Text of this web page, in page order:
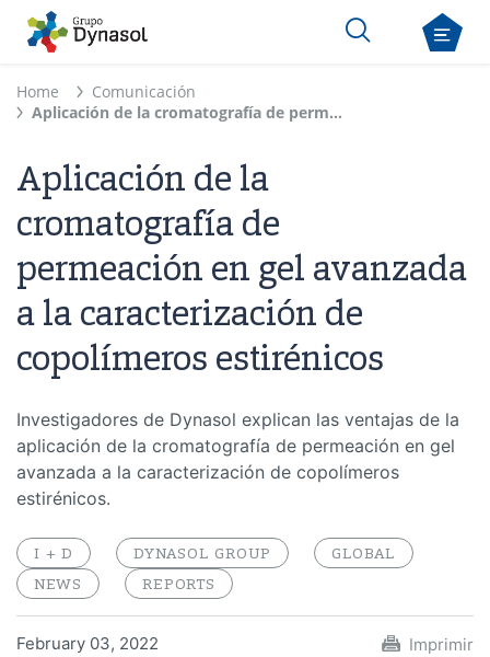
Home
Comunicación
Aplicación de la cromatografía de permeación en gel avanzada a la caracterización de copolímeros estirénicos
Aplicación de la
cromatografía de
permeación en gel avanzada
a la caracterización de
copolímeros estirénicos
Investigadores de Dynasol explican las ventajas de la
aplicación de la cromatografía de permeación en gel
avanzada a la caracterización de copolímeros
estirénicos.
I + D DYNASOL GROUP
GLOBAL
NEWS
REPORTS
February 03, 2022 Imprimir